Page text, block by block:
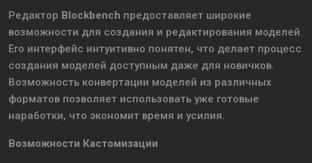
Редактор Blockbench предоставляет широкие
возможности для создания и редактирования моделей.
Его интерфейс интуитивно понятен, что делает процесс
создания моделей доступным даже для новичков.
Возможность конвертации моделей из различных
форматов позволяет использовать уже готовые
наработки, что экономит время и усилия.
Возможности Кастомизации